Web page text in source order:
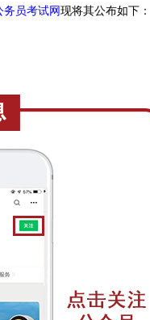
务员考试网现将其公布如下：